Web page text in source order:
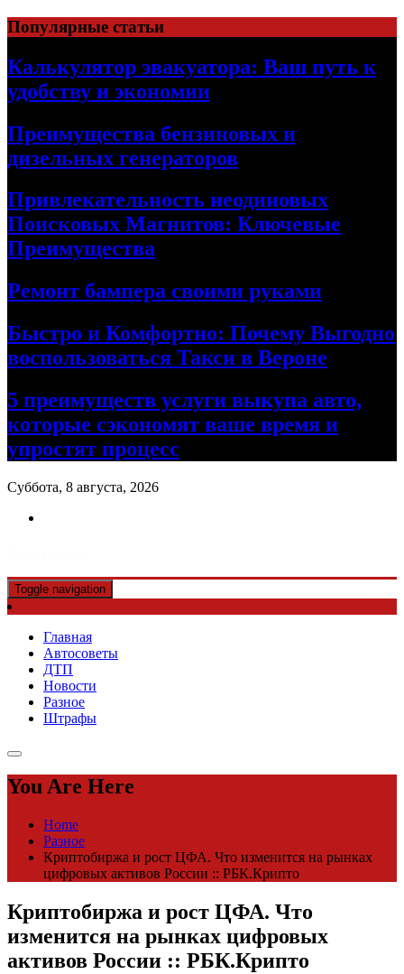
Skip
to
content
Популярные статьи
Калькулятор эвакуатора: Ваш путь к
удобству и экономии
Преимущества бензиновых и
дизельных генераторов
Привлекательность неодиновых
Поисковых Магнитов: Ключевые
Преимущества
Ремонт бампера своими руками
Быстро и Комфортно: Почему Выгодно
воспользоваться Такси в Вероне
5 преимуществ услуги выкупа авто,
которые сэкономят ваше время и
упростят процесс
Суббота, 8 августа, 2026
Toggle navigation
Главная
Автосоветы
ДТП
Новости
Разное
Штрафы
You Are Here
Home
Разное
Криптобиржа и рост ЦФА. Что изменится на рынках
цифровых активов России :: РБК.Крипто
Криптобиржа и рост ЦФА. Что
изменится на рынках цифровых
активов России :: РБК.Крипто